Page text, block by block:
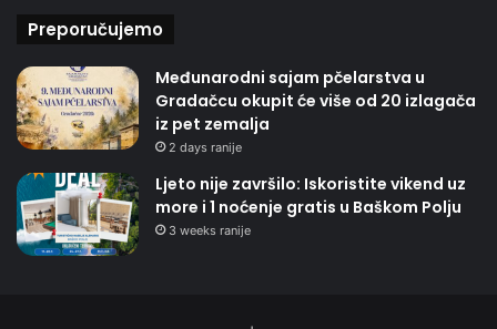
Preporučujemo
Međunarodni sajam pčelarstva u
Gradačcu okupit će više od 20 izlagača
iz pet zemalja
2 days ranije
Ljeto nije završilo: Iskoristite vikend uz
more i 1 noćenje gratis u Baškom Polju
3 weeks ranije